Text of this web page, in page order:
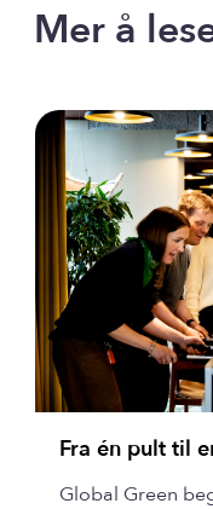
Mer å
Fra én pult til
Global Green